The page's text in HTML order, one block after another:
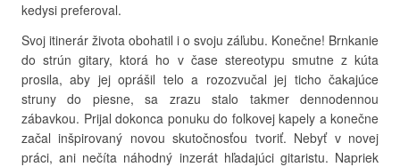
kedysi preferoval.
Svoj itinerár života obohatil i o svoju záľubu. Konečne! Brnkanie
do strún gitary, ktorá ho v čase stereotypu smutne z kúta
prosila, aby jej oprášil telo a rozozvučal jej ticho čakajúce
struny do piesne, sa zrazu stalo takmer dennodennou
zábavkou. Prijal dokonca ponuku do folkovej kapely a konečne
začal inšpirovaný novou skutočnosťou tvoriť. Nebyť v novej
práci, ani nečíta náhodný inzerát hľadajúci gitaristu. Napriek